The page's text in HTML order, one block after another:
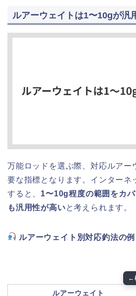
ルアーウェイトは1〜10gが汎
万能ロッドを選ぶ際、対応ルアー
要な指標となります。インターネ
すると、 1〜10g程度の範囲をカ
も汎用性が高いと考えられます。
ルアーウェイト別対応釣法の例
ルアーウェイト